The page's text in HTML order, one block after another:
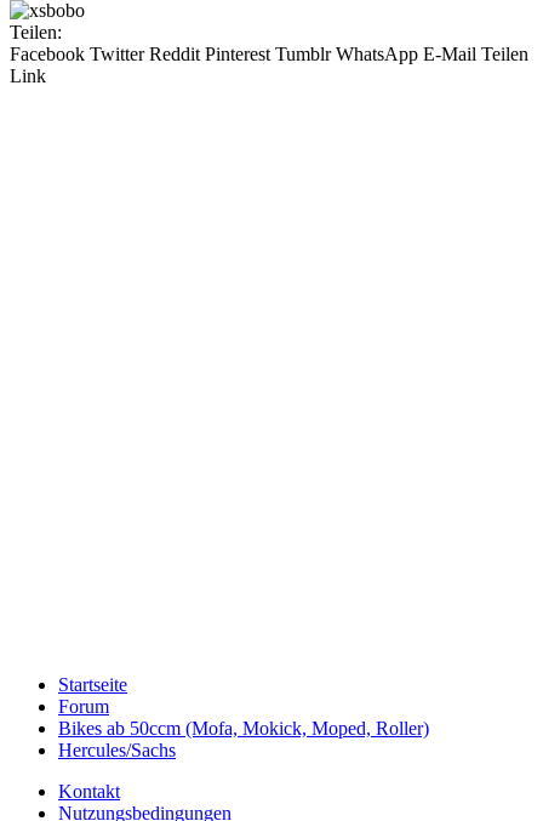
Teilen:
Facebook Twitter Reddit Pinterest Tumblr WhatsApp E-Mail Teilen
Link
Startseite
Forum
Bikes ab 50ccm (Mofa, Mokick, Moped, Roller)
Hercules/Sachs
Kontakt
Nutzungsbedingungen